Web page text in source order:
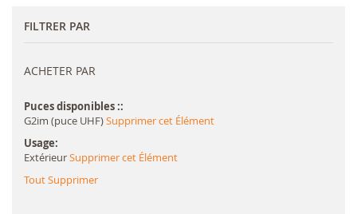
FILTRER PAR
ACHETER PAR
Puces disponibles :
G2im (puce UHF)Supprimer cet Élément
Usage
ExtérieurSupprimer cet Élément
Tout Supprimer